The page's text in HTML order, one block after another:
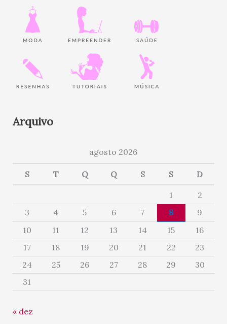
Arquivo
agosto 2026
S T Q Q S S D
1
2
3
4 5 6 7 8
9
10
11 12 13 14 15
16
17
18 19 20 21 22
23
24
25 26 27 28 29
30
31
« dez